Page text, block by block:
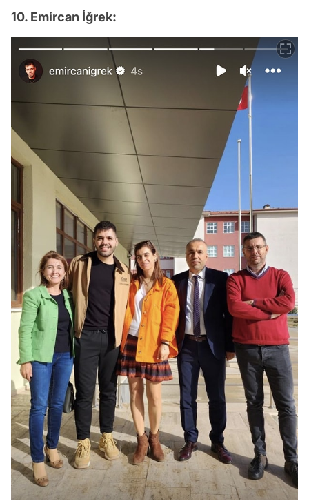
10. Emircan İğrek: